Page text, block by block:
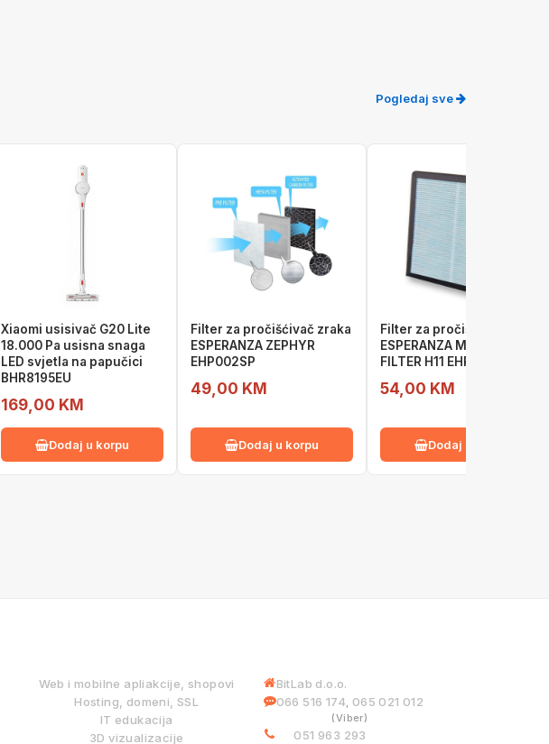
Pogledaj sve
Xiaomi usisivač G20 Lite
18.000 Pa usisna snaga
LED svjetla na papučici
BHR8195EU
169,00 KM
Dodaj u korpu
Filter za pročišćivač zraka
ESPERANZA ZEPHYR
EHP002SP
49,00 KM
Dodaj u korpu
Filter za pročišćivač zraka
ESPERANZA MISTRAL
FILTER H11 EHP004H11
54,00 KM
Dodaj u korpu
Web i mobilne apliakcije, shopovi
Hosting, domeni, SSL
IT edukacija
3D vizualizacije
BitLab d.o.o.
066 516 174, 065 021 012
(Viber)
051 963 293